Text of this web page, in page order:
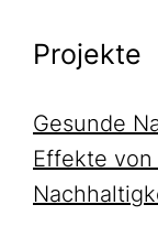
Projekte
Gesunde
Effekte